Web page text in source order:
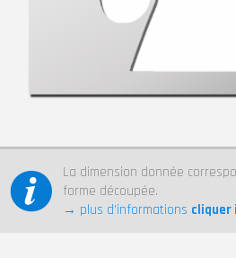
La dimension donnée
forme découpée.
→ plus d’informations cliquer